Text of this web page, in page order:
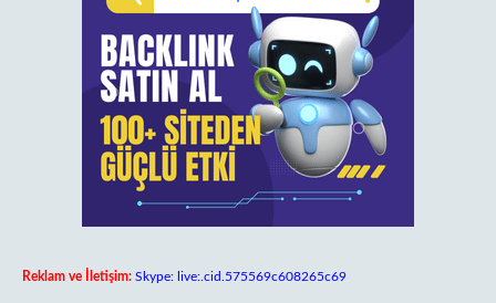
Reklam ve İletişim: Skype: live:.cid.575569c608265c69